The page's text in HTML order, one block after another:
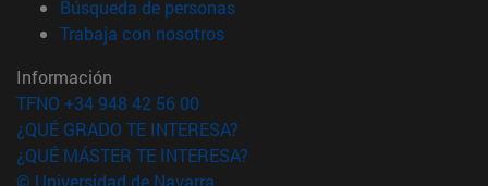
Búsqueda de personas(abre en nueva ventana)
Trabaja con nosotros(abre en nueva ventana)
Información
TFNO +34 948 42 56 00
¿QUÉ GRADO TE INTERESA?
¿QUÉ MÁSTER TE INTERESA?
© Universidad de Navarra